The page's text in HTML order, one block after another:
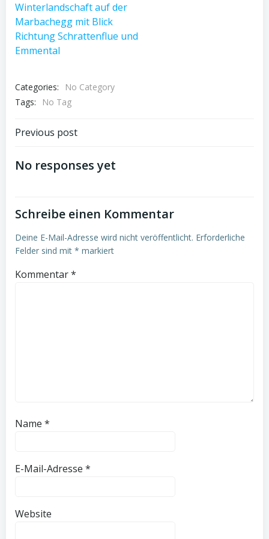
Categories:
No Category
Tags:
No Tag
Post
navigation
Previous post
No responses yet
Schreibe einen Kommentar
Deine E-Mail-Adresse wird nicht veröffentlicht. Erforderliche
Felder sind mit * markiert
Kommentar*
Name *
E-Mail-Adresse *
Website